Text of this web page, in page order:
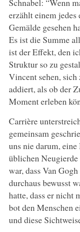
erzählt einem jedes
Gemälde gesehen
Es ist die Summe
ist der Effekt, den
Struktur so zu
Vincent sehen,
addiert, als ob der
Moment erleben
Carrière
gemeinsam
uns nie darum,
üblichen
war, dass Van
durchaus bewusst
hatte, dass er nicht
bot den Menschen
und diese